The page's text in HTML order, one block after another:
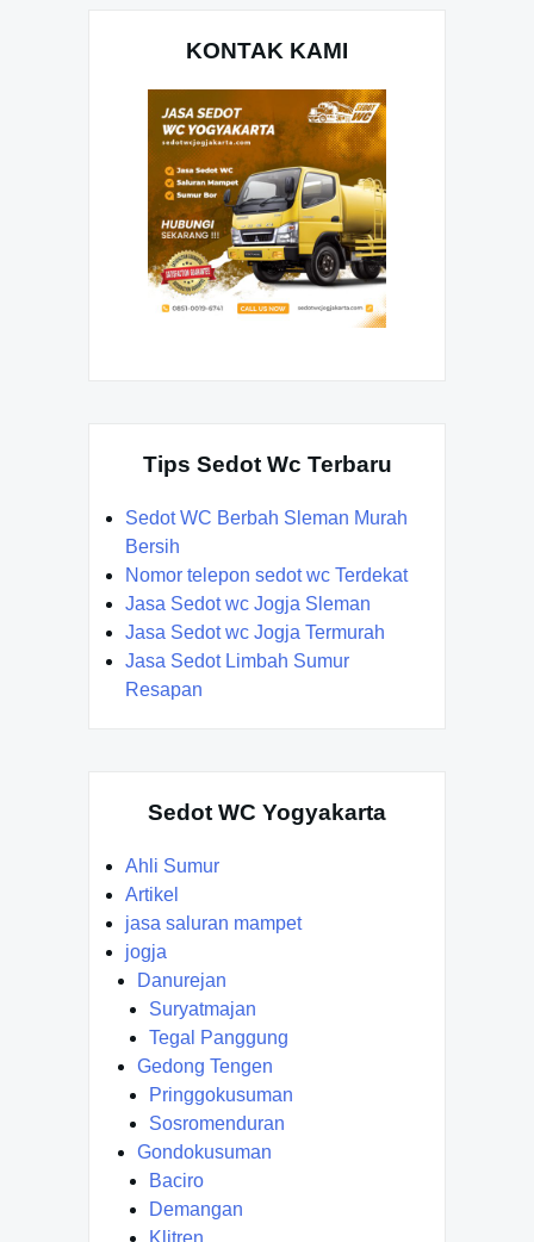
KONTAK KAMI
Tips Sedot Wc Terbaru
Sedot WC Berbah Sleman Murah
Bersih
Nomor telepon sedot wc Terdekat
Jasa Sedot wc Jogja Sleman
Jasa Sedot wc Jogja Termurah
Jasa Sedot Limbah Sumur
Resapan
Sedot WC Yogyakarta
Ahli Sumur
Artikel
jasa saluran mampet
jogja
Danurejan
Suryatmajan
Tegal Panggung
Gedong Tengen
Pringgokusuman
Sosromenduran
Gondokusuman
Baciro
Demangan
Klitren